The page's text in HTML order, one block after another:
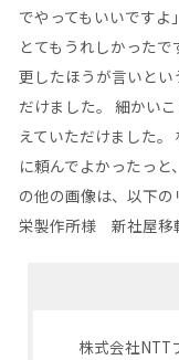
でやってもいいです
とてもうれしかった
更したほうが言いと
だけました。 細かい
えていただけました
に頼んでよかったっ
の他の画像は、以下の
栄製作所様 新社屋移
株式会社NTT